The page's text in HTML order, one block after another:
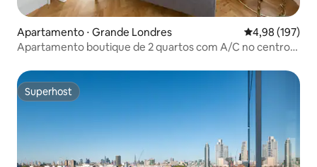
Apartamento ⋅ Grande Londres 4,98 de uma
4,98 (197)
Apartamento boutique de 2 quartos com A/C no centro
Superhost
Superhost